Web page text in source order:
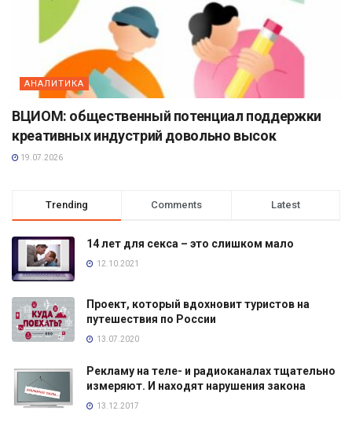
АНАЛИТИКА
ВЦИОМ: общественный потенциал поддержки
креативных индустрий довольно высок
19.07.2026
Trending Comments Latest
14 лет для секса – это слишком мало
12.10.2021
Проект, который вдохновит туристов на
путешествия по России
13.07.2020
Рекламу на теле- и радиоканалах тщательно
измеряют. И находят нарушения закона
13.12.2017